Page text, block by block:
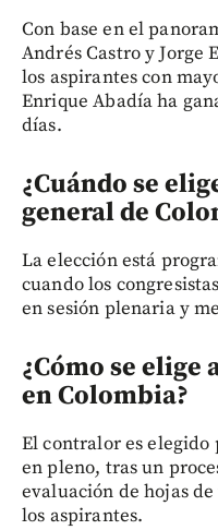
Con base en el
Andrés Castro y Jorge
los aspirantes con
Enrique Abadía ha
días.
¿Cuándo se
general de
La elección está
cuando los
en sesión plenaria y
¿Cómo se
en Colombia?
El contralor es elegido
en pleno, tras un
evaluación de hojas
los aspirantes.